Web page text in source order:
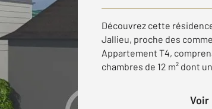
Découvrez cette
Jallieu, proche des
Appartement T4,
chambres de 12 m² dont